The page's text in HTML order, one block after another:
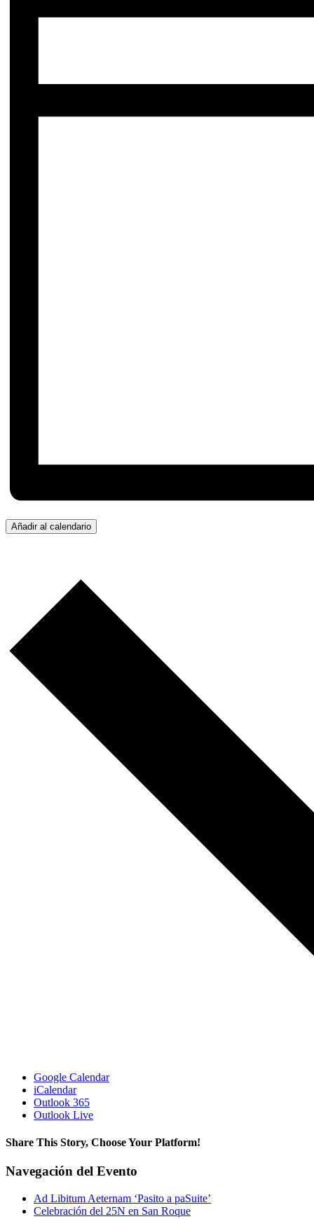
Añadir al calendario
Google Calendar
iCalendar
Outlook 365
Outlook Live
Share This Story, Choose Your Platform!
Facebook
X
Reddit
LinkedIn
WhatsApp
Telegram
Tumblr
Pinterest
Vk
Xing
Correo
electrónico
Navegación del Evento
Ad Libitum Aeternam ‘Pasito a paSuite’
Celebración del 25N en San Roque